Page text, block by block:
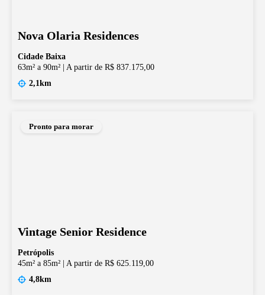
Nova Olaria Residences
Cidade Baixa
63m² a 90m² | A partir de R$ 837.175,00
2,1km
Pronto para morar
Vintage Senior Residence
Petrópolis
45m² a 85m² | A partir de R$ 625.119,00
4,8km